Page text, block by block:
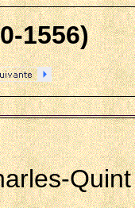
1556)
Quint